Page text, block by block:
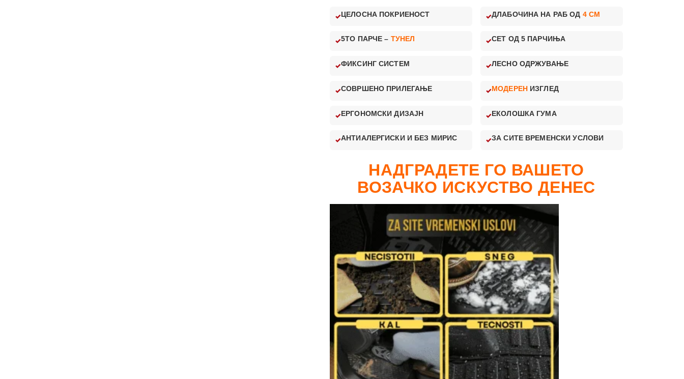
ЦЕЛОСНА ПОКРИЕНОСТ ДЛАБОЧИНА НА РАБ ОД 4 CM
5ТО ПАРЧЕ – ТУНЕЛ СЕТ ОД 5 ПАРЧИЊА
ФИКСИНГ СИСТЕМ ЛЕСНО ОДРЖУВАЊЕ
СОВРШЕНО ПРИЛЕГАЊЕ МОДЕРЕН ИЗГЛЕД
ЕРГОНОМСКИ ДИЗАЈН ЕКОЛОШКА ГУМА
АНТИАЛЕРГИСКИ И БЕЗ МИРИС ЗА СИТЕ ВРЕМЕНСКИ УСЛОВИ
НАДГРАДЕТЕ ГО ВАШЕТО
ВОЗАЧКО ИСКУСТВО ДЕНЕС